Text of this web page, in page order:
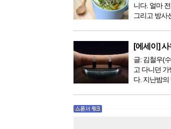
니다. 얼마
그리고 방사
료기가 들어
더 추가되었
[에세이]
글: 김철우(
고 다니던
다. 지난밤의